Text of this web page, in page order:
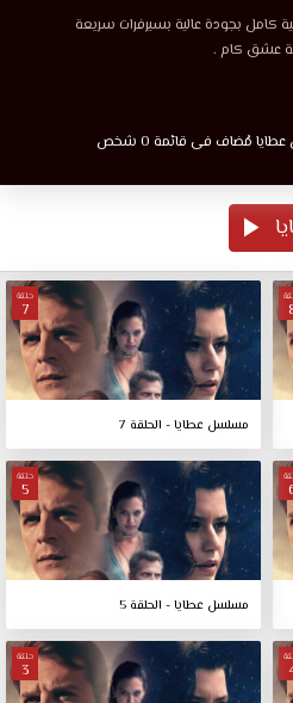
كامل بجودة عالية بسيرفرات سريعة
عشق كام .
مُضاف فى قائمة 0 شخص
حلقة
7
مسلسل عطايا - الحلقة 7
حلقة
5
مسلسل عطايا - الحلقة 5
حلقة
3